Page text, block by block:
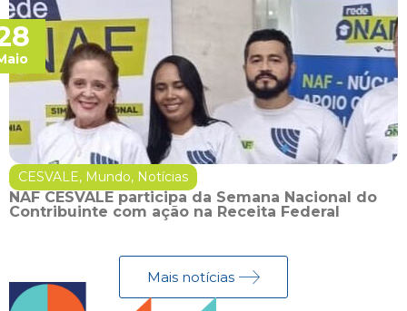
CESVALE, Mundo, Notícias
NAF CESVALE participa da Semana Nacional do
Contribuinte com ação na Receita Federal
Mais notícias